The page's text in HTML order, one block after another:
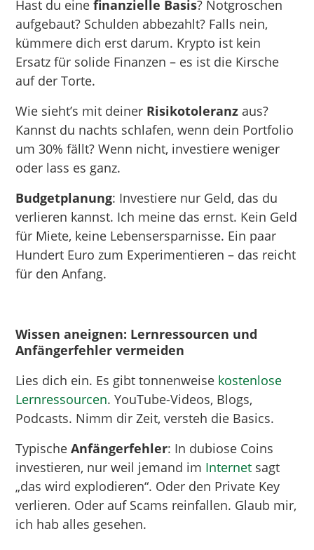
Hast du einefinanzielle Basis? Notgroschen
aufgebaut? Schulden abbezahlt? Falls nein,
kümmere dich erst darum. Krypto ist kein
Ersatz für solide Finanzen – es ist die Kirsche
auf der Torte.
Wie sieht’s mit deiner Risikotoleranz aus?
Kannst du nachts schlafen, wenn dein Portfolio
um 30% fällt? Wenn nicht, investiere weniger
oder lass es ganz.
Budgetplanung: Investiere nur Geld, das du
verlieren kannst. Ich meine das ernst. Kein Geld
für Miete, keine Lebensersparnisse. Ein paar
Hundert Euro zum Experimentieren – das reicht
für den Anfang.
Wissen aneignen: Lernressourcen und
Anfängerfehler vermeiden
Lies dich ein. Es gibt tonnenweise kostenlose
Lernressourcen. YouTube-Videos, Blogs,
Podcasts. Nimm dir Zeit, versteh die Basics.
TypischeAnfängerfehler: In dubiose Coins
investieren, nur weil jemand im Internet sagt
„das wird explodieren“. Oder den Private Key
verlieren. Oder auf Scams reinfallen. Glaub mir,
ich hab alles gesehen.